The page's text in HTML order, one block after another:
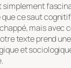
simplement
ce saut cognitif
mais avec
texte prend
et